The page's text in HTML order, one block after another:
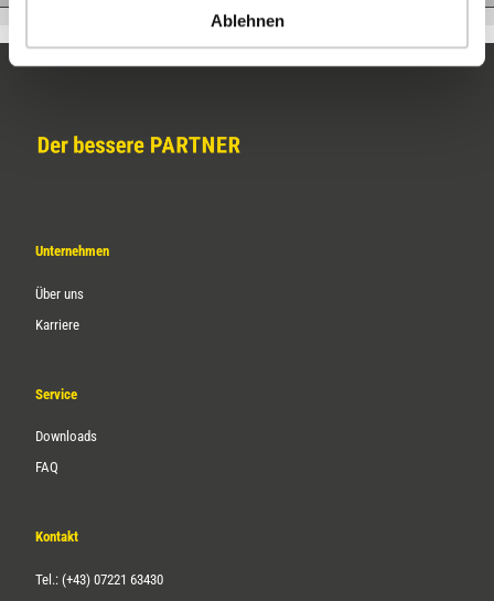
Ablehnen
Unternehmen
Über uns
Karriere
Service
Downloads
FAQ
Kontakt
Tel.: (+43) 07221 63430